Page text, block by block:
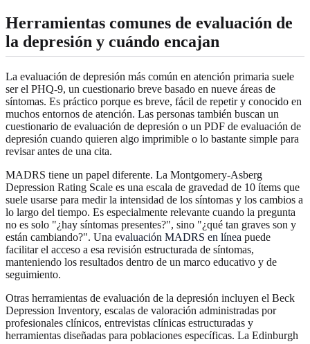
Herramientas comunes de evaluación de
la depresión y cuándo encajan
La evaluación de depresión más común en atención primaria suele
ser el PHQ-9, un cuestionario breve basado en nueve áreas de
síntomas. Es práctico porque es breve, fácil de repetir y conocido en
muchos entornos de atención. Las personas también buscan un
cuestionario de evaluación de depresión o un PDF de evaluación de
depresión cuando quieren algo imprimible o lo bastante simple para
revisar antes de una cita.
MADRS tiene un papel diferente. La Montgomery-Asberg
Depression Rating Scale es una escala de gravedad de 10 ítems que
suele usarse para medir la intensidad de los síntomas y los cambios a
lo largo del tiempo. Es especialmente relevante cuando la pregunta
no es solo "¿hay síntomas presentes?", sino "¿qué tan graves son y
están cambiando?". Una evaluación MADRS en línea puede
facilitar el acceso a esa revisión estructurada de síntomas,
manteniendo los resultados dentro de un marco educativo y de
seguimiento.
Otras herramientas de evaluación de la depresión incluyen el Beck
Depression Inventory, escalas de valoración administradas por
profesionales clínicos, entrevistas clínicas estructuradas y
herramientas diseñadas para poblaciones específicas. La Edinburgh